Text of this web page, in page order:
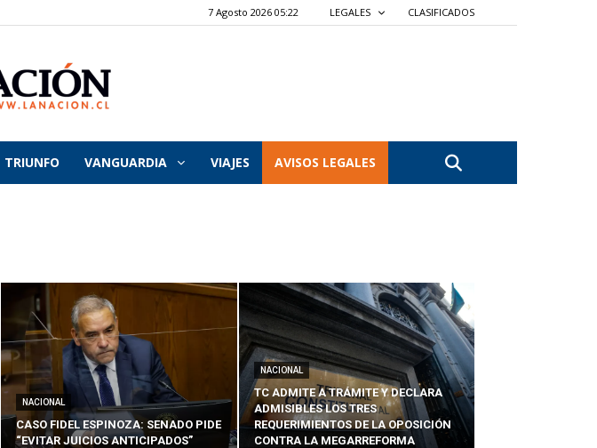
7 Agosto 2026 05:22 LEGALES CLASIFICADOS
La
Nación
TRIUNFO VANGUARDIA VIAJES AVISOS LEGALES
NACIONAL
CASO FIDEL ESPINOZA: SENADO PIDE
“EVITAR JUICIOS ANTICIPADOS”
NACIONAL
TC ADMITE A TRÁMITE Y DECLARA
ADMISIBLES LOS TRES
REQUERIMIENTOS DE LA OPOSICIÓN
CONTRA LA MEGARREFORMA